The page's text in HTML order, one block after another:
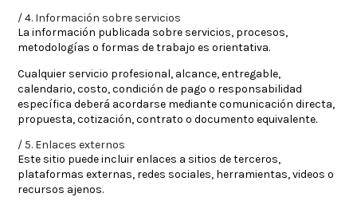
4. Información sobre servicios
La información publicada sobre servicios, procesos,
metodologías o formas de trabajo es orientativa.
Cualquier servicio profesional, alcance, entregable,
calendario, costo, condición de pago o responsabilidad
específica deberá acordarse mediante comunicación directa,
propuesta, cotización, contrato o documento equivalente.
5. Enlaces externos
Este sitio puede incluir enlaces a sitios de terceros,
plataformas externas, redes sociales, herramientas, videos o
recursos ajenos.